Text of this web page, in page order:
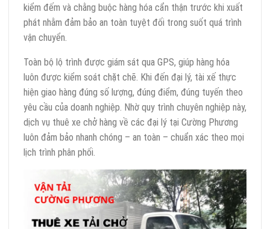
kiểm đếm và chằng buộc hàng hóa cẩn thận trước khi xuất
phát nhằm đảm bảo an toàn tuyệt đối trong suốt quá trình
vận chuyển.
Toàn bộ lộ trình được giám sát qua GPS, giúp hàng hóa
luôn được kiểm soát chặt chẽ. Khi đến đại lý, tài xế thực
hiện giao hàng đúng số lượng, đúng điểm, đúng tuyến theo
yêu cầu của doanh nghiệp. Nhờ quy trình chuyên nghiệp này,
dịch vụ thuê xe chở hàng về các đại lý tại Cường Phương
luôn đảm bảo nhanh chóng – an toàn – chuẩn xác theo mọi
lịch trình phân phối.